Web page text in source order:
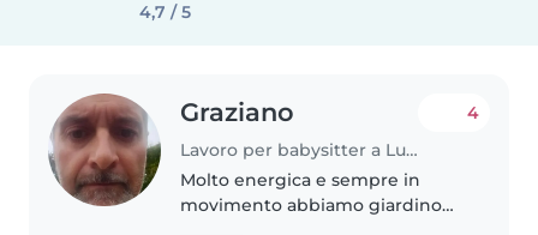
4,7 / 5
Graziano
Lavoro per babysitter a Lucca
4
Molto energica e sempre in
movimento abbiamo giardino